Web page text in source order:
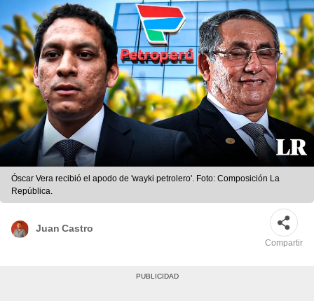
Óscar Vera recibió el apodo de 'wayki petrolero'. Foto: Composición La
República.
Juan Castro
Compartir